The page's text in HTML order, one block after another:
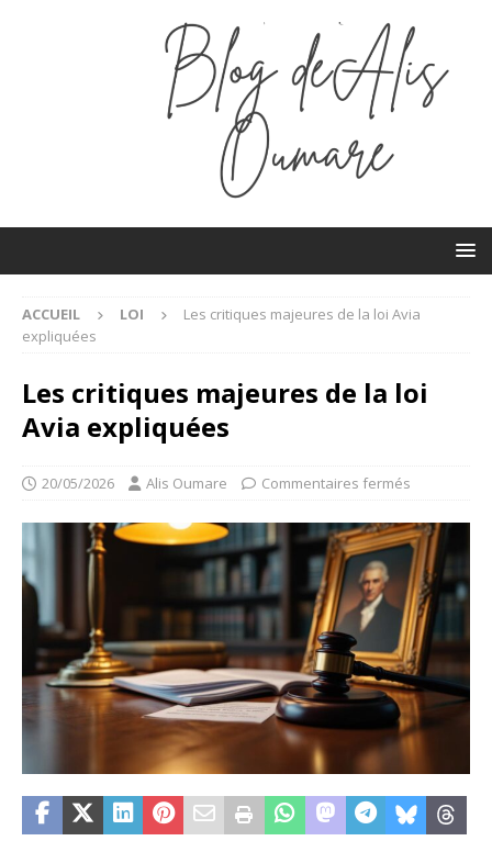
ACCUEIL LOI
Les critiques majeures de la loi Avia
expliquées
Les critiques majeures de la loi
Avia expliquées
20/05/2026 Alis Oumare Commentaires fermés